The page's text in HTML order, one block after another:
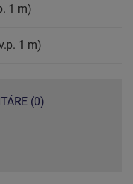
1 m)
1 m)
(0)